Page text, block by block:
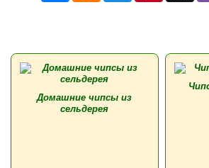
Домашние чипсы из
сельдерея